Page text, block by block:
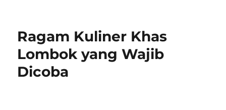
Ragam Kuliner Khas
Lombok yang Wajib
Dicoba